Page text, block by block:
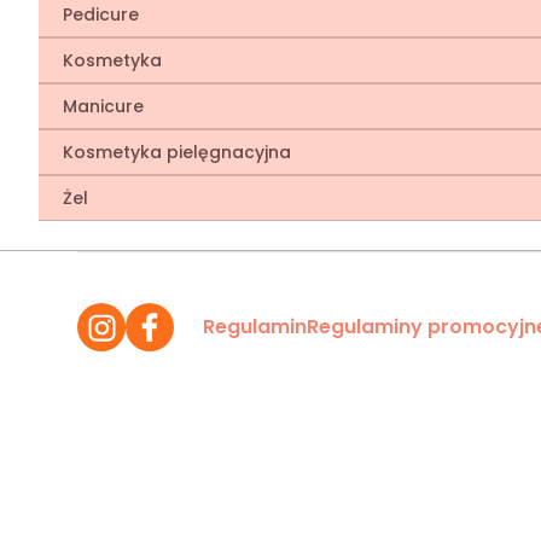
Pedicure
Kosmetyka
Manicure
Kosmetyka pielęgnacyjna
Żel
RegulaminRegulaminy